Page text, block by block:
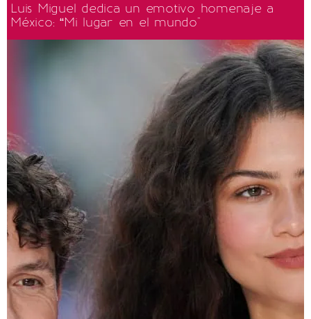
Luis Miguel dedica un emotivo homenaje a
México: “Mi lugar en el mundo"